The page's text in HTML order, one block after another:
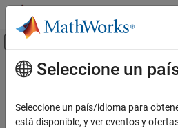
Saltar al contenido
Mostrar/ocultar menú
Inicio de Documentación
Contenido principal
How useful was
Seleccione un
Seleccione un país/idioma para
está disponible, y ver eventos y